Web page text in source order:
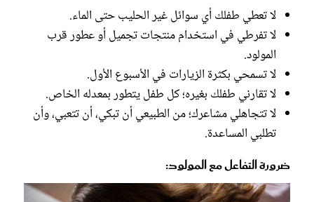
لا تعطي طفلك أي سوائل غير الحليب حتى الماء.
لا تفرطي في استخدام منتجات تجميل أو عطور قرب
المولود.
لا تسمحي بكثرة الزيارات في الأسبوع الأول.
لا تقارني طفلك بغيره؛ كل طفل يتطور بمعدله الخاص.
لا تتجاهلي مشاعرك؛ من الطبيعي أن تبكي، أن تتعبي، وأن
تطلبي المساعدة.
ضرورة التفاعل مع المولود: